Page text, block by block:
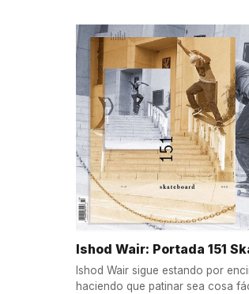
Ishod Wair: Portada 151
Ishod Wair sigue estando por
haciendo que patinar sea cosa